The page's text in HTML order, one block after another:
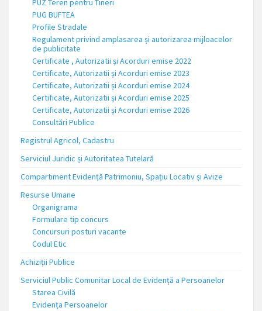
PUZ Teren pentru Tineri
PUG BUFTEA
Profile Stradale
Regulament privind amplasarea și autorizarea mijloacelor
de publicitate
Certificate , Autorizatii și Acorduri emise 2022
Certificate, Autorizatii și Acorduri emise 2023
Certificate, Autorizatii și Acorduri emise 2024
Certificate, Autorizatii și Acorduri emise 2025
Certificate, Autorizatii și Acorduri emise 2026
Consultări Publice
Registrul Agricol, Cadastru
Serviciul Juridic și Autoritatea Tutelară
Compartiment Evidență Patrimoniu, Spațiu Locativ și Avize
Resurse Umane
Organigrama
Formulare tip concurs
Concursuri posturi vacante
Codul Etic
Achiziții Publice
Serviciul Public Comunitar Local de Evidență a Persoanelor
Starea Civilă
Evidența Persoanelor